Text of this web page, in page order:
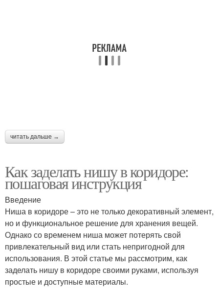
Современная
Современный дизайн
Гамма для
современного дизайна
Материалы для декора
читать дальше →
Как заделать нишу в коридоре:
пошаговая инструкция
Введение
Ниша в коридоре – это не только декоративный элемент,
но и функциональное решение для хранения вещей.
Однако со временем ниша может потерять свой
привлекательный вид или стать непригодной для
использования. В этой статье мы рассмотрим, как
заделать нишу в коридоре своими руками, используя
простые и доступные материалы.